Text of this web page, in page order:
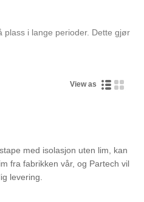
plass i lange perioder. Dette gjør
View as
med isolasjon uten lim, kan
fra fabrikken vår, og Partech vil
levering.